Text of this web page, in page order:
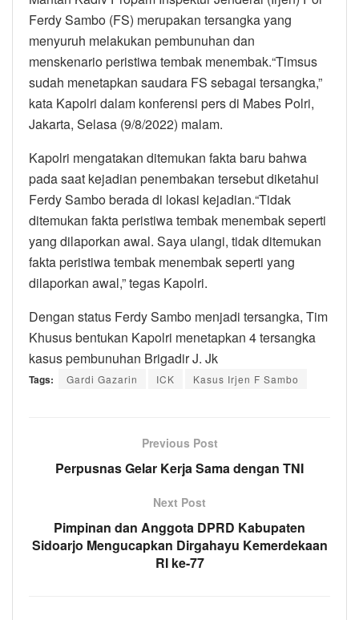
Ferdy Sambo (FS) merupakan tersangka yang
menyuruh melakukan pembunuhan dan
menskenario peristiwa tembak menembak.“Timsus
sudah menetapkan saudara FS sebagai tersangka,”
kata Kapolri dalam konferensi pers di Mabes Polri,
Jakarta, Selasa (9/8/2022) malam.
Kapolri mengatakan ditemukan fakta baru bahwa
pada saat kejadian penembakan tersebut diketahui
Ferdy Sambo berada di lokasi kejadian.“Tidak
ditemukan fakta peristiwa tembak menembak seperti
yang dilaporkan awal. Saya ulangi, tidak ditemukan
fakta peristiwa tembak menembak seperti yang
dilaporkan awal,” tegas Kapolri.
Dengan status Ferdy Sambo menjadi tersangka, Tim
Khusus bentukan Kapolri menetapkan 4 tersangka
kasus pembunuhan Brigadir J. Jk
Tags: Gardi Gazarin ICK Kasus Irjen F Sambo
Previous Post
Perpusnas Gelar Kerja Sama dengan TNI
Next Post
Pimpinan dan Anggota DPRD Kabupaten
Sidoarjo Mengucapkan Dirgahayu Kemerdekaan
RI ke-77